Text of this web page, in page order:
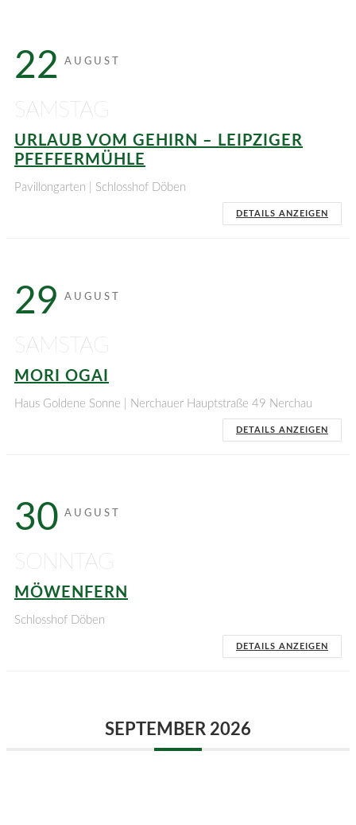
22 AUGUST
SAMSTAG
URLAUB VOM GEHIRN – LEIPZIGER
PFEFFERMÜHLE
Pavillongarten | Schlosshof Döben
DETAILS ANZEIGEN
29 AUGUST
SAMSTAG
MORI OGAI
Haus Goldene Sonne | Nerchauer Hauptstraße 49 Nerchau
DETAILS ANZEIGEN
30 AUGUST
SONNTAG
MÖWENFERN
Schlosshof Döben
DETAILS ANZEIGEN
SEPTEMBER 2026